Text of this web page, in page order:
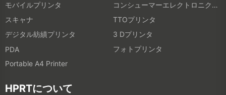
モバイルプリンタ
コンシューマーエレクトロニクス製品
スキャナ
TTOプリンタ
デジタル紡績プリンタ
3 Dプリンタ
PDA
フォトプリンタ
Portable A4 Printer
HPRTについて